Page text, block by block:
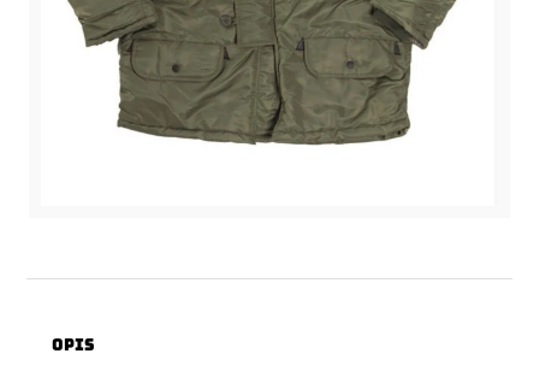
Opis